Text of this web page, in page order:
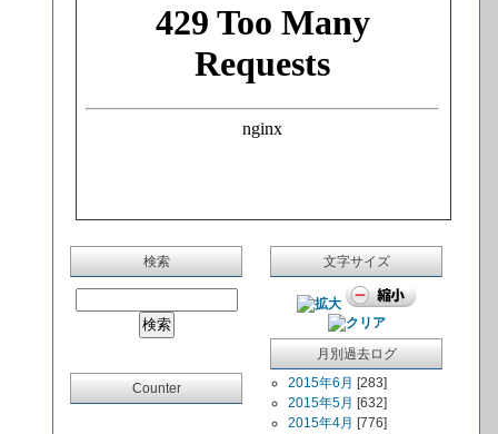
検索
Counter
文字サイズ
月別過去ログ
2015年6月 [283]
2015年5月 [632]
2015年4月 [776]